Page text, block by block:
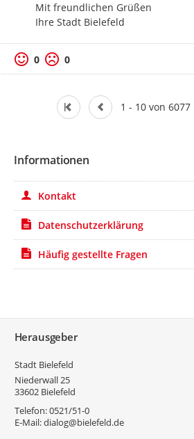
Mit freundlichen Grüßen
Ihre Stadt Bielefeld
0 0
1 - 10 von 6077
Informationen
Kontakt
Datenschutzerklärung
Häufig gestellte Fragen
Herausgeber
Stadt Bielefeld
Niederwall 25
33602 Bielefeld
Telefon:0521/51-0
E-Mail:dialog@bielefeld.de